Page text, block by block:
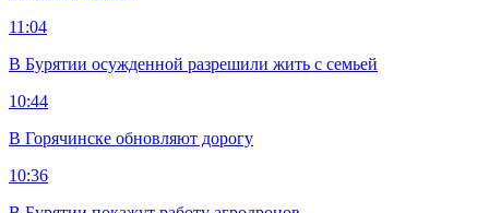
11:04
В Бурятии осужденной разрешили жить с семьей
10:44
В Горячинске обновляют дорогу
10:36